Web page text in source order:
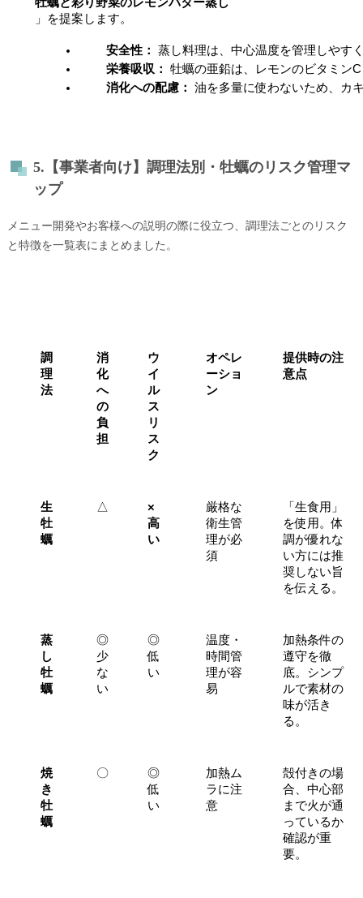
」を提案します。
安全性：
蒸し料理は、中心温度を管理しやす
栄養吸収：
牡蠣の亜鉛は、レモンのビタミン
消化への配慮：
油を多量に使わないため、カ
5.【事業者向け】調理法別・牡蠣のリスク管理マ
ップ
メニュー開発やお客様への説明の際に役立つ、調理法ごとのリスク
と特徴を一覧表にまとめました。
調
理
法
消
化
へ
の
負
担
ウ
イ
ル
ス
リ
ス
ク
オペレ
ーショ
ン
提供時の注
意点
生
牡
蠣
△
×
高
い
厳格な
衛生管
理が必
須
「生食用」
を使用。体
調が優れな
い方には推
奨しない旨
を伝える。
蒸
し
牡
蠣
◎
少
な
い
◎
低
い
温度・
時間管
理が容
易
加熱条件の
遵守を徹
底。シンプ
ルで素材の
味が活き
る。
焼
き
牡
蠣
〇
◎
低
い
加熱ム
ラに注
意
殻付きの場
合、中心部
まで火が通
っているか
確認が重
要。